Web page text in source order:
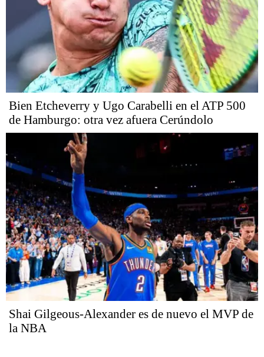
Bien Etcheverry y Ugo Carabelli en el ATP 500
de Hamburgo: otra vez afuera Cerúndolo
Shai Gilgeous-Alexander es de nuevo el MVP de
la NBA